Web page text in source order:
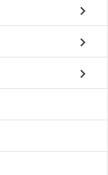
chevron_right
chevron_right
chevron_right